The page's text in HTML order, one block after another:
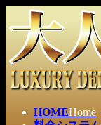
ン
ン
ツ
へ
ビ
ー
シ
ョ
HOMEHome